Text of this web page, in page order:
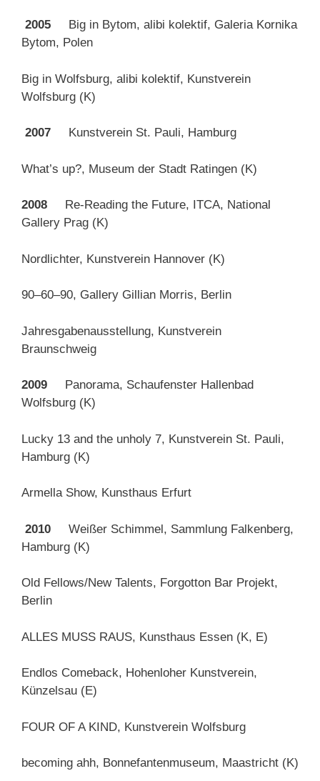
2005 Big in Bytom, alibi kolektif, Galeria Kornika
Bytom, Polen
Big in Wolfsburg, alibi kolektif, Kunstverein
Wolfsburg (K)
2007 Kunstverein St. Pauli, Hamburg
What’s up?, Museum der Stadt Ratingen (K)
2008 Re-Reading the Future, ITCA, National
Gallery Prag (K)
Nordlichter, Kunstverein Hannover (K)
90–60–90, Gallery Gillian Morris, Berlin
Jahresgabenausstellung, Kunstverein
Braunschweig
2009 Panorama, Schaufenster Hallenbad
Wolfsburg (K)
Lucky 13 and the unholy 7, Kunstverein St. Pauli,
Hamburg (K)
Armella Show, Kunsthaus Erfurt
2010 Weißer Schimmel, Sammlung Falkenberg,
Hamburg (K)
Old Fellows/New Talents, Forgotton Bar Projekt,
Berlin
ALLES MUSS RAUS, Kunsthaus Essen (K, E)
Endlos Comeback, Hohenloher Kunstverein,
Künzelsau (E)
FOUR OF A KIND, Kunstverein Wolfsburg
becoming ahh, Bonnefantenmuseum, Maastricht (K)